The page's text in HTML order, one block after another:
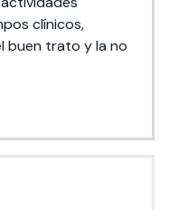
clínicos,
buen trato y la no